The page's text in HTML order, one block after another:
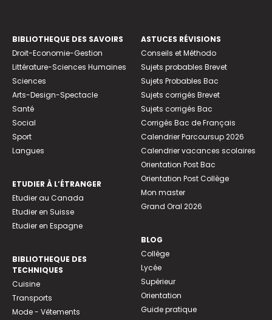
BIBLIOTHEQUE DES SAVOIRS
Droit-Economie-Gestion
Littérature-Sciences Humaines
Sciences
Arts-Design-Spectacle
Santé
Social
Sport
Langues
ETUDIER À L’ÉTRANGER
Etudier au Canada
Etudier en Suisse
Etudier en Espagne
BIBLIOTHEQUE DES
TECHNIQUES
Cuisine
Transports
Mode - Vêtements
ASTUCES RÉVISIONS
Conseils et Méthodo
Sujets probables Brevet
Sujets Probables Bac
Sujets corrigés Brevet
Sujets corrigés Bac
Corrigés Bac de Français
Calendrier Parcoursup 2026
Calendrier vacances scolaires
Orientation Post Bac
Orientation Post Collège
Mon master
Grand Oral 2026
BLOG
Collège
Lycée
Supérieur
Orientation
Guide pratique